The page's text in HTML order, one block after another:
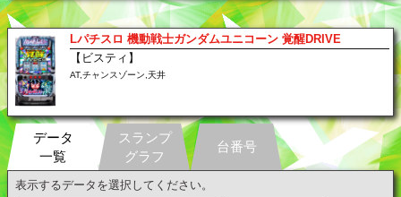
Lパチスロ 機動戦士ガンダムユニコーン 覚醒DRIVE
【ビスティ】
AT,チャンスゾーン,天井
データ
一覧
表示するデータを選択してください。
スランプ
グラフ
台番号